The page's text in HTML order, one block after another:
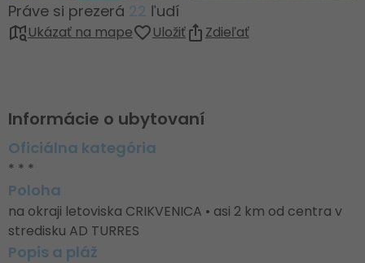
Práve si prezerá 22 ľudí
Ukázať na mape Uložiť Zdieľať
Informácie o ubytovaní
Oficiálna kategória
* * *
Poloha
na okraji letoviska CRIKVENICA • asi 2 km od centra v
stredisku AD TURRES
Popis a pláž